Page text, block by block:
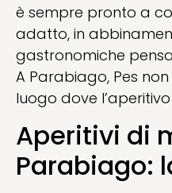
è sempre pronto a
adatto, in
gastronomiche
A Parabiago, Pes
luogo dove
Aperitivi di
Parabiago: